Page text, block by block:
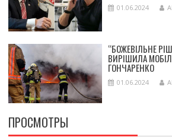
01.06.2024
“БОЖЕВІЛЬНЕ
ВИРІШИЛА
ГОНЧАРЕНКО
01.06.2024
ПРОСМОТРЫ